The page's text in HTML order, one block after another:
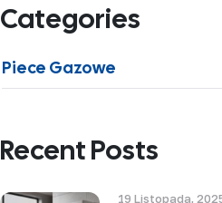
Categories
Piece Gazowe
Recent Posts
19 Listopada,